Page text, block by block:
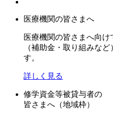
医療機関の皆さまへ
医療機関の皆さまへ向
（補助金・取り組みな
す。
詳しく見る
修学資金等被貸与者の
皆さまへ（地域枠）